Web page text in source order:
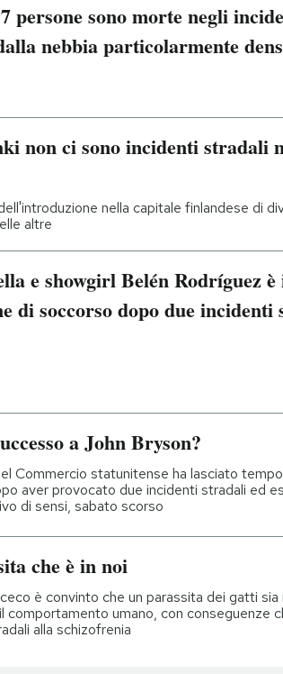
persone sono morte negli
nebbia particolarmente
non ci sono incidenti stradali
nella capitale finlandese di
altre
e showgirl Belén Rodríguez
di soccorso dopo due
a John Bryson?
Commercio statunitense ha lasciato
aver provocato due incidenti stradali ed
di sensi, sabato scorso
che è in noi
è convinto che un parassita dei gatti sia
comportamento umano, con conseguenze
alla schizofrenia